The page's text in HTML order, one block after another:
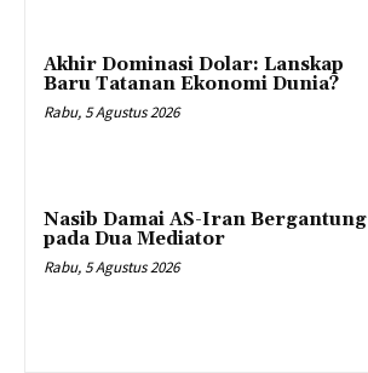
Akhir Dominasi Dolar: Lanskap
Baru Tatanan Ekonomi Dunia?
Rabu, 5 Agustus 2026
Nasib Damai AS-Iran Bergantung
pada Dua Mediator
Rabu, 5 Agustus 2026